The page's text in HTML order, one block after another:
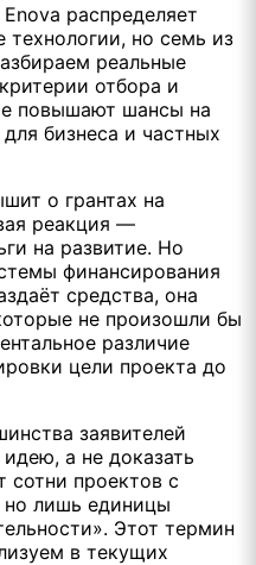
распределяет
но семь из
реальные
отбора и
повышают шансы на
бизнеса и частных
о грантах на
реакция —
на развитие. Но
финансирования
средства, она
не произошли бы
различие
цели проекта до
заявителей
а не доказать
сотни проектов с
но лишь единицы
Этот термин
в текущих